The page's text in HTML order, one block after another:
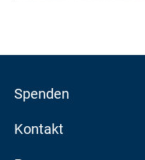
Spenden
Kontakt